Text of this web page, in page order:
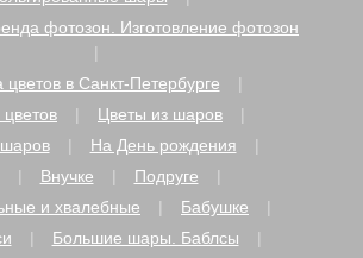
фотозон. Изготовление фотозон
цветов в Санкт-Петербурге
цветов
Цветы из шаров
На День рождения
Внучке
Подруге
и хвалебные
Бабушке
Большие шары. Баблсы